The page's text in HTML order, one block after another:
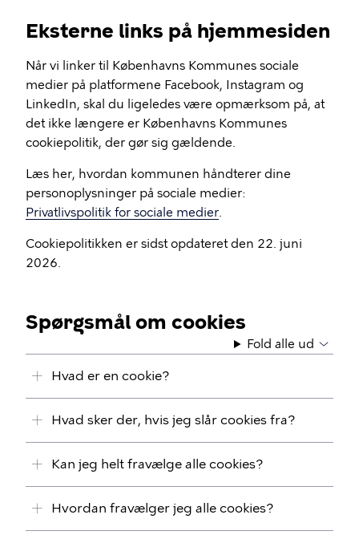
Eksterne links på hjemmesiden
Når vi linker til Københavns Kommunes sociale
medier på platformene Facebook, Instagram og
LinkedIn, skal du ligeledes være opmærksom på, at
det ikke længere er Københavns Kommunes
cookiepolitik, der gør sig gældende.
Læs her, hvordan kommunen håndterer dine
personoplysninger på sociale medier:
Privatlivspolitik for sociale medier.
Cookiepolitikken er sidst opdateret den 22. juni
2026.
Spørgsmål om cookies
Fold alle ud
Hvad er en cookie?
Hvad sker der, hvis jeg slår cookies fra?
Kan jeg helt fravælge alle cookies?
Hvordan fravælger jeg alle cookies?